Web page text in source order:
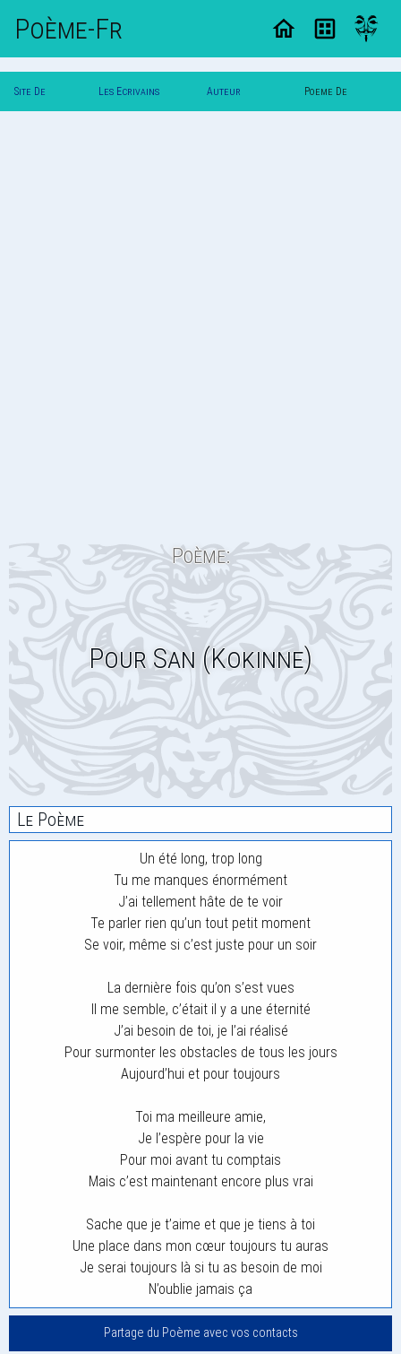
Poème-Fr
Site De Les Ecrivains Auteur Poeme De
Poème:
Pour San (Kokinne)
Le Poème
Un été long, trop long
Tu me manques énormément
J’ai tellement hâte de te voir
Te parler rien qu’un tout petit moment
Se voir, même si c’est juste pour un soir
La dernière fois qu’on s’est vues
Il me semble, c’était il y a une éternité
J’ai besoin de toi, je l’ai réalisé
Pour surmonter les obstacles de tous les jours
Aujourd’hui et pour toujours
Toi ma meilleure amie,
Je l’espère pour la vie
Pour moi avant tu comptais
Mais c’est maintenant encore plus vrai
Sache que je t’aime et que je tiens à toi
Une place dans mon cœur toujours tu auras
Je serai toujours là si tu as besoin de moi
N’oublie jamais ça
Partage du Poème avec vos contacts